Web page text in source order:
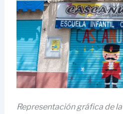
Representación gráfica de